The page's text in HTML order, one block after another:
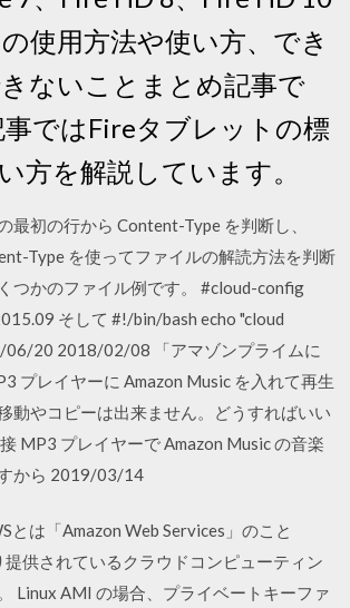
使用方法や使い方、でき
ないことまとめ記事で
ではFireタブレットの標
方を解説しています。
最初の行から Content-Type を判断し、
Type を使ってファイルの解読方法を判断
つかのファイル例です。 #cloud-config
そして #!/bin/bash echo "cloud
20 2018/02/08 「アマゾンプライムに
プレイヤーに Amazon Music を入れて再生
動やコピーは出来ません。どうすればいい
MP3 プレイヤーで Amazon Music の音楽
から 2019/03/14
とは「Amazon Web Services」のこと
提供されているクラウドコンピューティン
Linux AMI の場合、プライベートキーファ